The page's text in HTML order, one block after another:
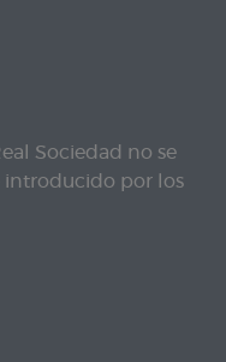
Sociedad no se
introducido por los